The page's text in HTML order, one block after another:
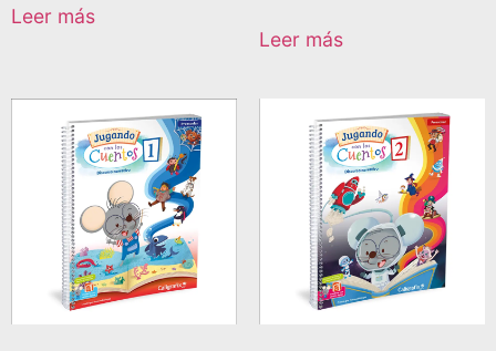
Leer más
Leer más